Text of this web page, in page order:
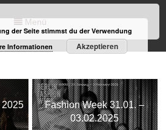
Menü
Fashion Week 31.01. –
03.02.2025
der Seite stimmst du der Verwendung
Informationen Akzeptieren